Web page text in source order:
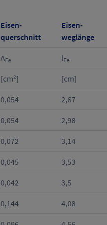
Eisen-
querschnitt
Eisen-
weglänge
AFe lFe
[cm²] [cm]
0,054 2,67
0,054 2,98
0,072 3,14
0,045 3,53
0,042 3,5
0,144 4,08